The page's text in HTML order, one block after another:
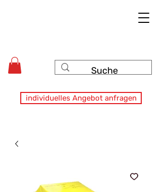
individuelles Angebot anfragen